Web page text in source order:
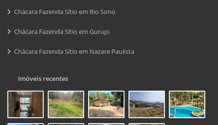
Chácara Fazenda Sítio em Rio Sono
Chácara Fazenda Sítio em Gurupi
Chácara Fazenda Sítio em Nazare Paulista
Imóveis recentes